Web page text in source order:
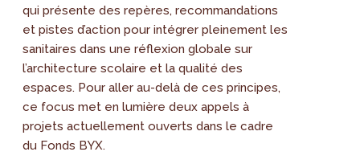
qui présente des repères, recommandations
et pistes d’action pour intégrer pleinement les
sanitaires dans une réflexion globale sur
l’architecture scolaire et la qualité des
espaces. Pour aller au-delà de ces principes,
ce focus met en lumière deux appels à
projets actuellement ouverts dans le cadre
du Fonds BYX.